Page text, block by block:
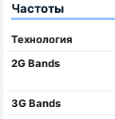
Частоты
Технология
2G Bands
3G Bands